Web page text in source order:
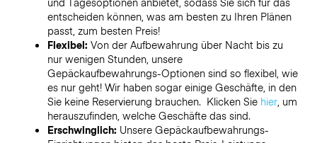
entscheiden können, was am besten zu Ihren Plänen
passt, zum besten Preis!
Flexibel: Von der Aufbewahrung über Nacht bis zu
nur wenigen Stunden, unsere
Gepäckaufbewahrungs-Optionen sind so flexibel, wie
es nur geht! Wir haben sogar einige Geschäfte, in den
Sie keine Reservierung brauchen. Klicken Sie hier, um
herauszufinden, welche Geschäfte das sind.
Erschwinglich: Unsere Gepäckaufbewahrungs-